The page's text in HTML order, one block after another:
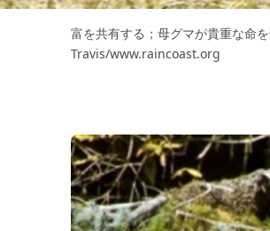
富を共有する；母グマが貴重な命
Travis/www.raincoast.org